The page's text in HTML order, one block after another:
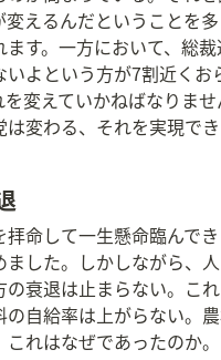
変えるんだということを
す。一方において、総
いよという方が7割近くお
を変えていかねばなりま
は変わる、それを実現で
命して一生懸命臨んで
した。しかしながら、
の衰退は止まらない。こ
の自給率は上がらない。
れはなぜであったのか。